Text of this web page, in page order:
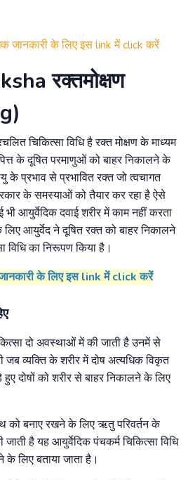
जानकारी के लिए इस link में click करें
रक्तमोक्षण
चिकित्सा विधि है रक्त मोक्षण के माध्यम
के दूषित परमाणुओं को बाहर निकालने के
के प्रभाव से प्रभावित रक्त जो त्वचागत
के समस्याओं को तैयार कर रहा है ऐसे
आयुर्वेदिक दवाई शरीर में काम नहीं करता
आयुर्वेद ने दूषित रक्त को बाहर निकालने
विधि का निरूपण किया है।
के लिए इस link में click करें
दो अवस्थाओं में की जाती है उनमें से
जब व्यक्ति के शरीर में दोष अत्यधिक विकृत
दोषों को शरीर से बाहर निकालने के लिए
को बनाए रखने के लिए ऋतु परिवर्तन के
है यह आयुर्वेदिक पंचकर्म चिकित्सा विधि
के लिए बताया जाता है।